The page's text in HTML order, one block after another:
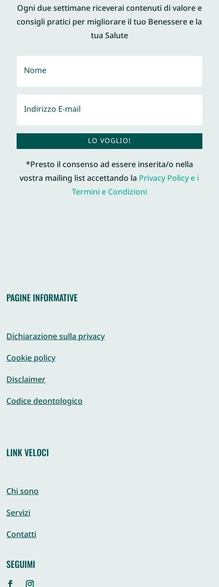
Ogni due settimane riceverai contenuti di valore e
consigli pratici per migliorare il tuo Benessere e la
tua Salute
LO VOGLIO!
*Presto il consenso ad essere inserita/o nella
vostra mailing list accettando laPrivacy Policy e i
Termini e Condizioni
PAGINE INFORMATIVE
Dichiarazione sulla privacy
Cookie policy
Disclaimer
Codice deontologico
LINK VELOCI
Chi sono
Servizi
Contatti
SEGUIMI